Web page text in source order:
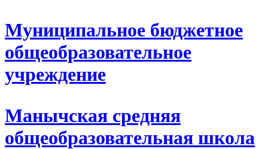
Муниципальное бюджетное
общеобразовательное
учреждение
Манычская средняя
общеобразовательная школа